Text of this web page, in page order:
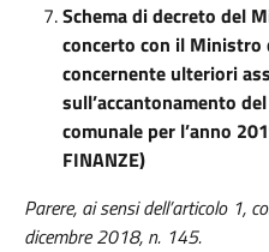
Schema di decreto del
concerto con il Ministro
concernente ulteriori
sull’accantonamento
comunale per l’anno
FINANZE)
Parere, ai sensi dell’articolo 1,
dicembre 2018, n. 145.